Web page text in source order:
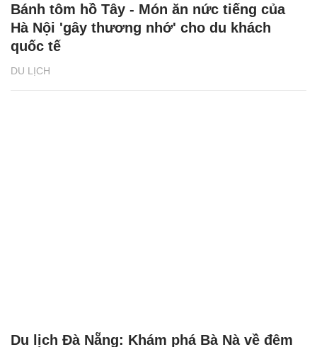
DU LỊCH
Bánh tôm hồ Tây - Món ăn nức tiếng của
Hà Nội 'gây thương nhớ' cho du khách
quốc tế
Du lịch Đà Nẵng: Khám phá Bà Nà về đêm